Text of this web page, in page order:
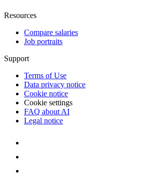
Resources
Compare salaries
Job portraits
Support
Terms of Use
Data privacy notice
Cookie notice
Cookie settings
FAQ about AI
Legal notice